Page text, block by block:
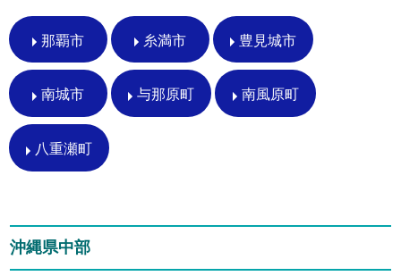
那覇市 糸満市 豊見城市
南城市 与那原町 南風原町
八重瀬町
沖縄県中部